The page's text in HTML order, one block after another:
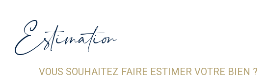
Estimation
VOUS SOUHAITEZ FAIRE ESTIMER VOTRE BIEN ?